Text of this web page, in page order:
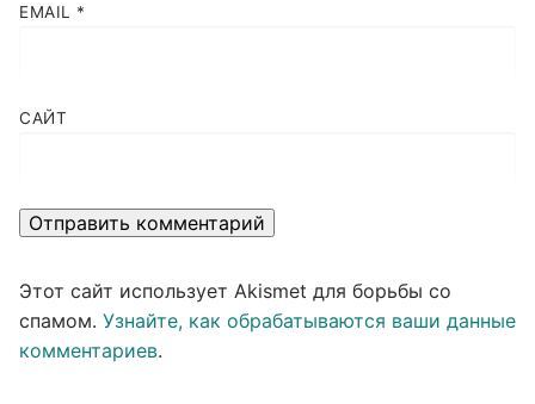
EMAIL *
САЙТ
Этот сайт использует Akismet для борьбы со
спамом. Узнайте, как обрабатываются ваши данные
комментариев.